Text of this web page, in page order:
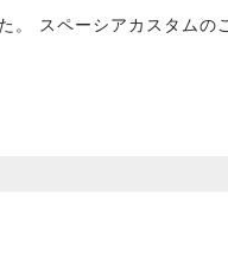
。 スペーシアカスタムの